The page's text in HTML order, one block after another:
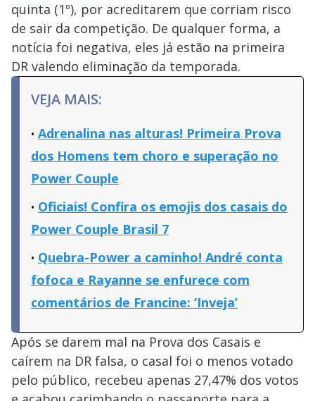
quinta (1º), por acreditarem que corriam risco
de sair da competição. De qualquer forma, a
notícia foi negativa, eles já estão na primeira
DR valendo eliminação da temporada.
VEJA MAIS:
Adrenalina nas alturas! Primeira Prova
dos Homens tem choro e superação no
Power Couple
Oficiais! Confira os emojis dos casais do
Power Couple Brasil 7
Quebra-Power a caminho! André conta
fofoca e Rayanne se enfurece com
comentários de Francine: ‘Inveja’
Após se darem mal na Prova dos Casais e
caírem na DR falsa, o casal foi o menos votado
pelo público, recebeu apenas 27,47% dos votos